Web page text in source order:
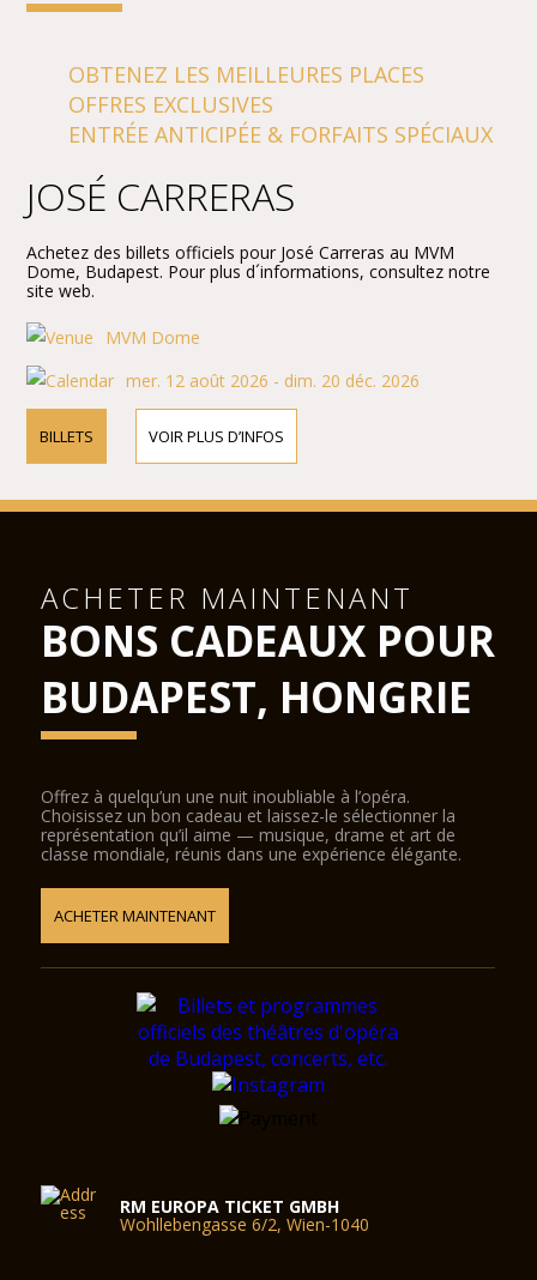
OBTENEZ LES MEILLEURES PLACES
OFFRES EXCLUSIVES
ENTRÉE ANTICIPÉE & FORFAITS SPÉCIAUX
JOSÉ CARRERAS
Achetez des billets officiels pour José Carreras au MVM
Dome, Budapest. Pour plus d´informations, consultez notre
site web.
MVM Dome
mer. 12 août 2026 - dim. 20 déc. 2026
BILLETS VOIR PLUS D’INFOS
ACHETER MAINTENANT
BONS CADEAUX POUR
BUDAPEST, HONGRIE
Offrez à quelqu’un une nuit inoubliable à l’opéra.
Choisissez un bon cadeau et laissez-le sélectionner la
représentation qu’il aime — musique, drame et art de
classe mondiale, réunis dans une expérience élégante.
ACHETER MAINTENANT
RM EUROPA TICKET GMBH
Wohllebengasse 6/2, Wien-1040